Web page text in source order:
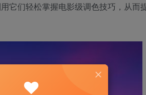
它们轻松掌握电影级调色技巧，从而